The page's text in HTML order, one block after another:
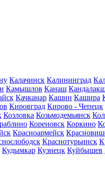
Калачинск Калининград
Камышлов Канаш
Качканар Кашин Кашира
Кировград Кирово - Чепецк
Козловка Козьмодемьянск
Кореновск Коркино
Красноармейск
Краснотурьинск
Кудымкар Кузнецк Куйбышев